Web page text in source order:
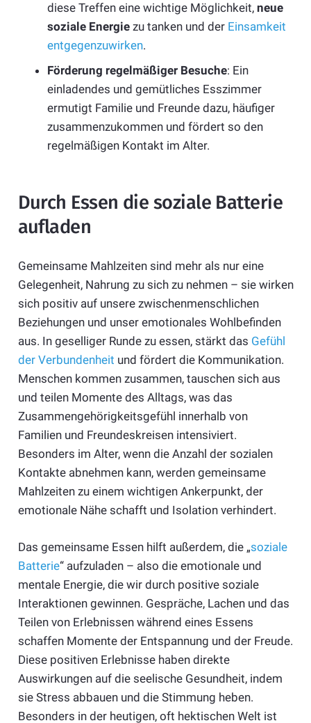
diese Treffen eine wichtige Möglichkeit, neue
soziale Energie zu tanken und der Einsamkeit
entgegenzuwirken.
Förderung regelmäßiger Besuche: Ein
einladendes und gemütliches Esszimmer
ermutigt Familie und Freunde dazu, häufiger
zusammenzukommen und fördert so den
regelmäßigen Kontakt im Alter.
Durch Essen die soziale Batterie
aufladen
Gemeinsame Mahlzeiten sind mehr als nur eine
Gelegenheit, Nahrung zu sich zu nehmen – sie wirken
sich positiv auf unsere zwischenmenschlichen
Beziehungen und unser emotionales Wohlbefinden
aus. In geselliger Runde zu essen, stärkt das Gefühl
der Verbundenheit und fördert die Kommunikation.
Menschen kommen zusammen, tauschen sich aus
und teilen Momente des Alltags, was das
Zusammengehörigkeitsgefühl innerhalb von
Familien und Freundeskreisen intensiviert.
Besonders im Alter, wenn die Anzahl der sozialen
Kontakte abnehmen kann, werden gemeinsame
Mahlzeiten zu einem wichtigen Ankerpunkt, der
emotionale Nähe schafft und Isolation verhindert.
Das gemeinsame Essen hilft außerdem, die „soziale
Batterie“ aufzuladen – also die emotionale und
mentale Energie, die wir durch positive soziale
Interaktionen gewinnen. Gespräche, Lachen und das
Teilen von Erlebnissen während eines Essens
schaffen Momente der Entspannung und der Freude.
Diese positiven Erlebnisse haben direkte
Auswirkungen auf die seelische Gesundheit, indem
sie Stress abbauen und die Stimmung heben.
Besonders in der heutigen, oft hektischen Welt ist